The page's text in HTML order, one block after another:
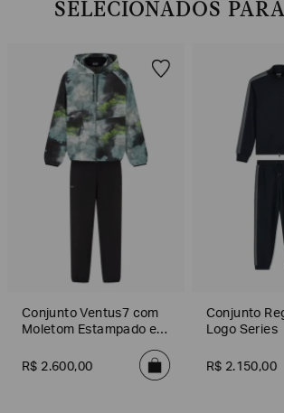
SELECIONADOS
Conjunto Ventus7 com
Moletom Estampado e
R$ 2.600,00
Conjunto
Logo Series
R$ 2.150,00